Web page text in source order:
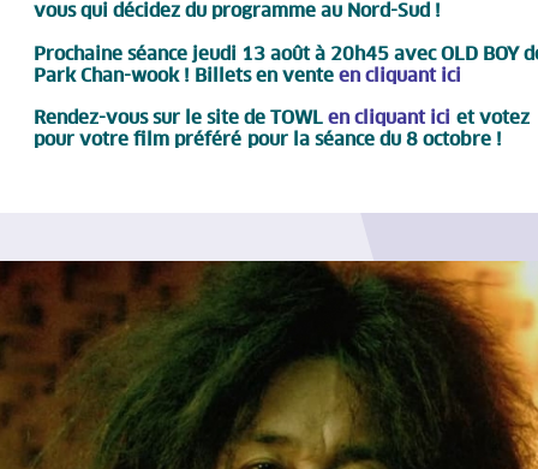
vous qui décidez du programme au Nord-Sud !
Prochaine séance jeudi 13 août à 20h45 avec OLD BOY
Park Chan-wook ! Billets en vente en cliquant ici
Rendez-vous sur le site de TOWL en cliquant ici et votez
pour votre film préféré pour la séance du 8 octobre !